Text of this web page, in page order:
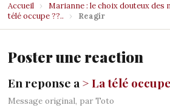
Accueil › Marianne : le choix douteux des
télé occupe ??..
› Reagir
Poster une reaction
En reponse a > La télé
Message original, par Toto